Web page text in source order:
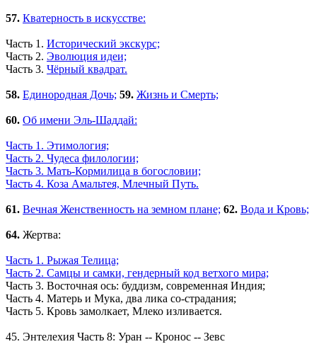
57. Кватерность в искусстве:
Часть 1. Исторический экскурс;
Часть 2. Эволюция идеи;
Часть 3. Чёрный квадрат.
58. Единородная Дочь; 59. Жизнь и Смерть;
60. Об имени Эль-Шаддай:
Часть 1. Этимология;
Часть 2. Чудеса филологии;
Часть 3. Мать-Кормилица в богословии;
Часть 4. Коза Амальтея, Млечный Путь.
61. Вечная Женственность на земном плане; 62. Вода и Кровь;
64. Жертва:
Часть 1. Рыжая Телица;
Часть 2. Самцы и самки, гендерный код ветхого мира;
Часть 3. Восточная ось: буддизм, современная Индия;
Часть 4. Матерь и Мука, два лика со-страдания;
Часть 5. Кровь замолкает, Млеко изливается.
45. Энтелехия Часть 8: Уран -- Кронос -- Зевс